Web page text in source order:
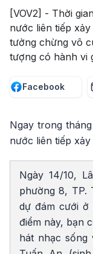
[VOV2] - Thời
nước liên tiếp
tưởng chừng vô
tượng có hành vi
Facebook
Ngay trong
nước liên tiếp
Ngày 14/10,
phường 8, TP.
dự đám cưới ở
điểm này, bạn
hát nhạc sống